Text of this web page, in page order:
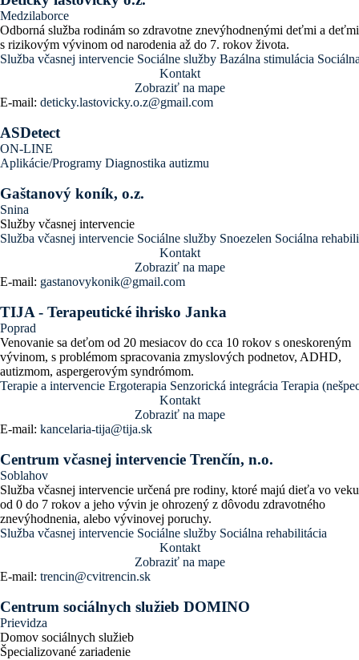
Medzilaborce
Odborná služba rodinám so zdravotne znevýhodnenými deťmi a deťmi
s rizikovým vývinom od narodenia až do 7. rokov života.
Služba včasnej intervencie Sociálne služby Bazálna stimulácia
Kontakt
Zobraziť na mape
E-mail: deticky.lastovicky.o.z@gmail.com
ASDetect
ON-LINE
Aplikácie/Programy Diagnostika autizmu
Gaštanový koník, o.z.
Snina
Služby včasnej intervencie
Služba včasnej intervencie Sociálne služby Snoezelen Sociálna
Kontakt
Zobraziť na mape
E-mail: gastanovykonik@gmail.com
TIJA - Terapeutické ihrisko Janka
Poprad
Venovanie sa deťom od 20 mesiacov do cca 10 rokov s oneskoreným
vývinom, s problémom spracovania zmyslových podnetov, ADHD,
autizmom, aspergerovým syndrómom.
Terapie a intervencie Ergoterapia Senzorická integrácia Terapia
Kontakt
Zobraziť na mape
E-mail: kancelaria-tija@tija.sk
Centrum včasnej intervencie Trenčín, n.o.
Soblahov
Služba včasnej intervencie určená pre rodiny, ktoré majú dieťa vo veku
od 0 do 7 rokov a jeho vývin je ohrozený z dôvodu zdravotného
znevýhodnenia, alebo vývinovej poruchy.
Služba včasnej intervencie Sociálne služby Sociálna rehabilitácia
Kontakt
Zobraziť na mape
E-mail: trencin@cvitrencin.sk
Centrum sociálnych služieb DOMINO
Prievidza
Domov sociálnych služieb
Špecializované zariadenie